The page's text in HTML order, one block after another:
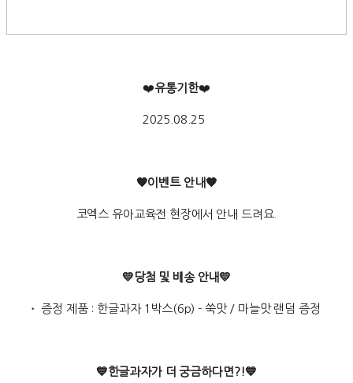
❤️유통기한❤️
2025.08.25
🧡이벤트 안내🧡
코엑스 유아교육전 현장에서 안내 드려요.
💛당첨 및 배송 안내💛
・ 증정 제품 : 한글과자 1박스(6p) - 쑥맛 / 마늘맛 랜덤 증정
💙한글과자가 더 궁금하다면?!💙